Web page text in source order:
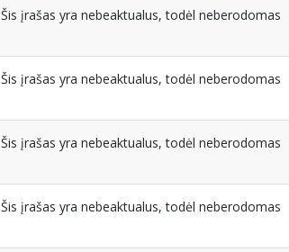
Šis įrašas yra nebeaktualus, todėl neberodomas
Šis įrašas yra nebeaktualus, todėl neberodomas
Šis įrašas yra nebeaktualus, todėl neberodomas
Šis įrašas yra nebeaktualus, todėl neberodomas